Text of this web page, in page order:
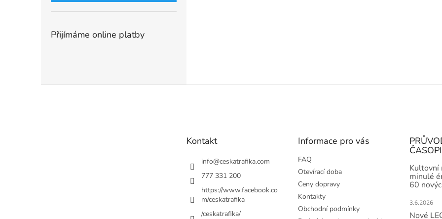
Přijímáme online platby
Kontakt
info@ceskatrafika.com
777 331 200
https://www.facebook.co
m/ceskatrafika
/ceskatrafika/
Informace pro vás
FAQ
Otevírací doba
Ceny dopravy
Kontakty
Obchodní podmínky
Kultovní
minulé
60
3.6.2026
Nové